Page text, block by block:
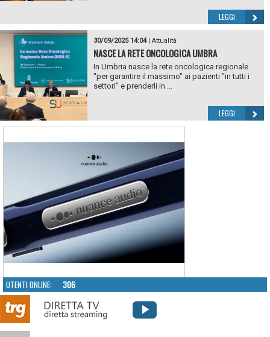
LEGGI
30/09/2025 14:04| Attualità
NASCE LA RETE ONCOLOGICA UMBRA
In Umbria nasce la rete oncologica regionale
"per garantire il massimo" ai pazienti "in tutti i
settori" e prenderli in ...
LEGGI
UTENTI ONLINE: 306